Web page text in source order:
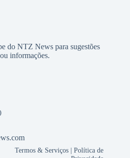
do NTZ News para sugestões
informações.
Termos & Serviços |Política de